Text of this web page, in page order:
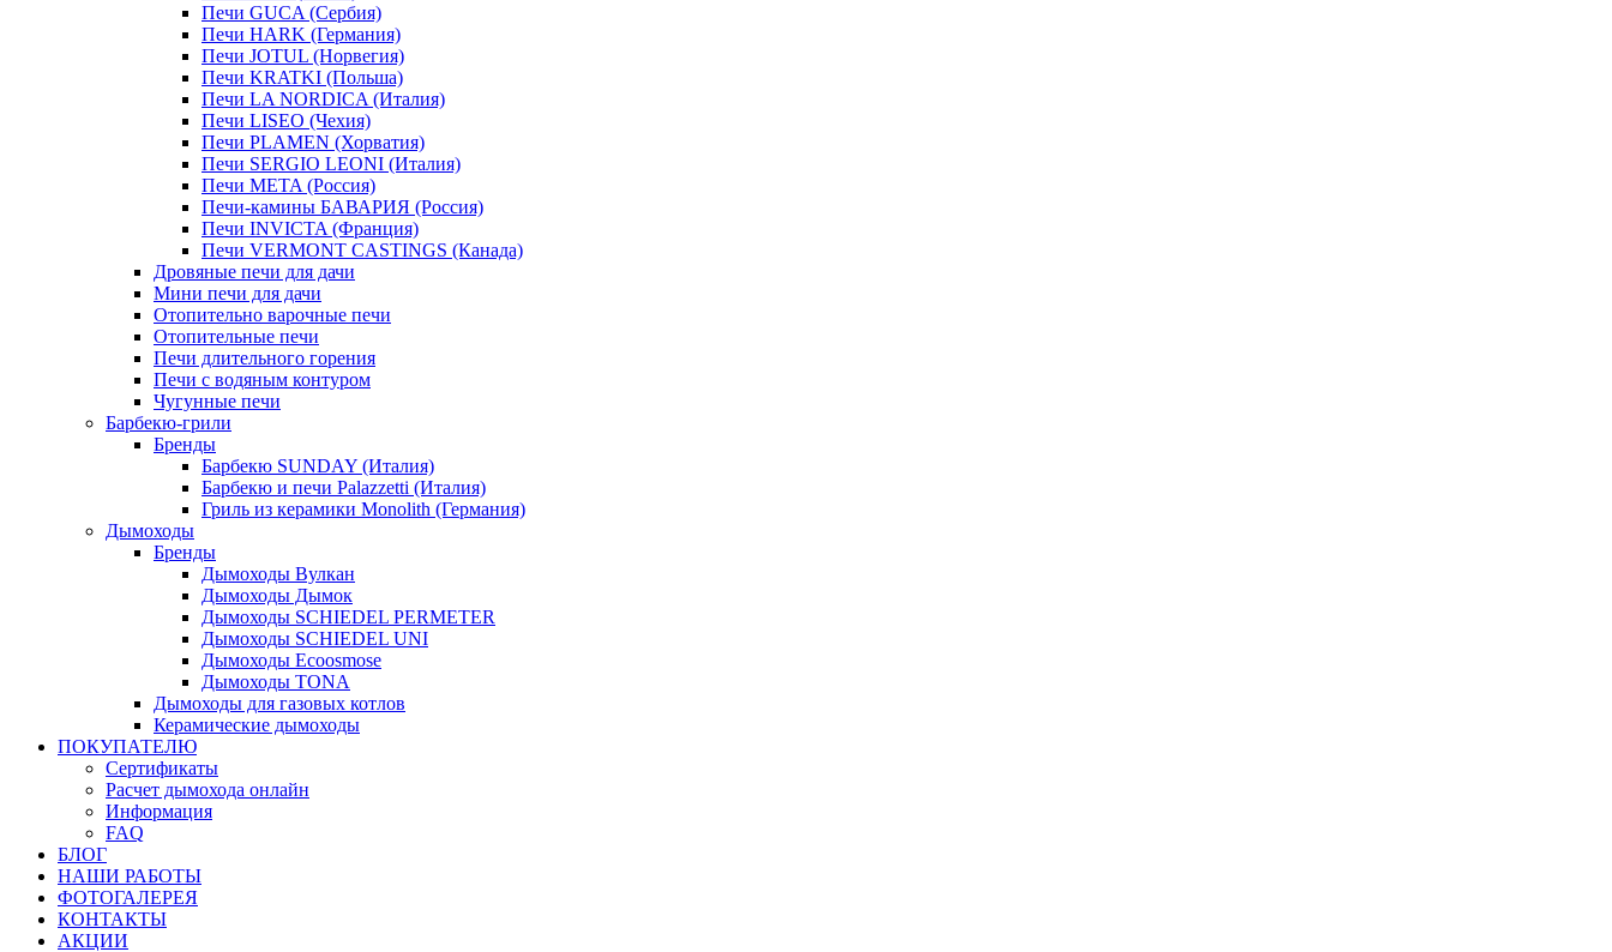
Печи GUCA (Сербия)
Печи HARK (Германия)
Печи JOTUL (Норвегия)
Печи KRATKI (Польша)
Печи LA NORDICA (Италия)
Печи LISEO (Чехия)
Печи PLAMEN (Хорватия)
Печи SERGIO LEONI (Италия)
Печи META (Россия)
Печи-камины БАВАРИЯ (Россия)
Печи INVICTA (Франция)
Печи VERMONT CASTINGS (Канада)
Дровяные печи для дачи
Мини печи для дачи
Отопительно варочные печи
Отопительные печи
Печи длительного горения
Печи с водяным контуром
Чугунные печи
Барбекю-грили
Бренды
Барбекю SUNDAY (Италия)
Барбекю и печи Palazzetti (Италия)
Гриль из керамики Monolith (Германия)
Дымоходы
Бренды
Дымоходы Вулкан
Дымоходы Дымок
Дымоходы SCHIEDEL PERMETER
Дымоходы SCHIEDEL UNI
Дымоходы Ecoosmose
Дымоходы TONA
Дымоходы для газовых котлов
Керамические дымоходы
ПОКУПАТЕЛЮ
Сертификаты
Расчет дымохода онлайн
Информация
FAQ
БЛОГ
НАШИ РАБОТЫ
ФОТОГАЛЕРЕЯ
КОНТАКТЫ
АКЦИИ